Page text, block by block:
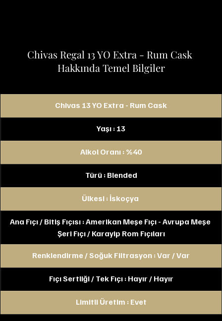
Chivas Regal 13 YO Extra - Rum Cask
Hakkında Temel Bilgiler
Chivas 13 YO Extra - Rum Cask
Yaşı : 13
Alkol Oranı : %40
Türü : Blended
Ülkesi : İskoçya
Ana Fıçı / Bitiş Fıçısı : Amerikan Meşe Fıçı - Avrupa Meşe
Şeri Fıçı / Karayip Rom Fıçıları
Renklendirme / Soğuk Filtrasyon : Var / Var
Fıçı Sertliği / Tek Fıçı : Hayır / Hayır
Limitli Üretim : Evet